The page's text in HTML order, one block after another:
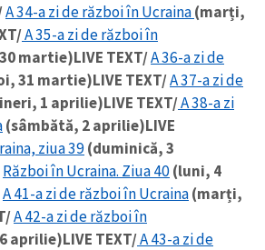
A 34-a zi de război în Ucraina(marți,
A 35-a zi de război în
martie)LIVE TEXT/A 36-a zi de
31 martie)LIVE TEXT/A 37-a zi de
1 aprilie)LIVE TEXT/A 38-a zi
(sâmbătă, 2 aprilie)LIVE
ziua 39(duminică, 3
Război în Ucraina. Ziua 40(luni, 4
A 41-a zi de război în Ucraina(marți,
A 42-a zi de război în
aprilie)LIVE TEXT/A 43-a zi de